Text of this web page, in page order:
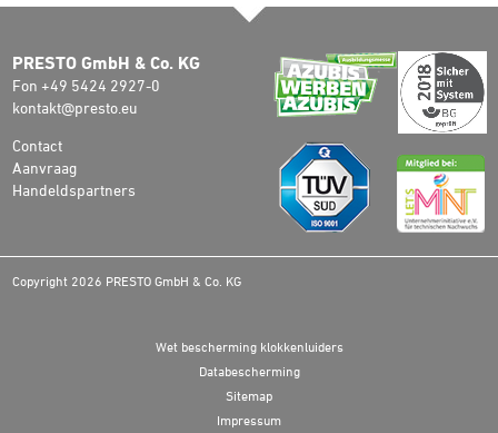
PRESTO GmbH & Co. KG
Fon +49 5424 2927-0
kontakt@presto.eu
Contact
Aanvraag
Handeldspartners
Copyright 2026 PRESTO GmbH & Co. KG
Wet bescherming klokkenluiders
Databescherming
Sitemap
Impressum